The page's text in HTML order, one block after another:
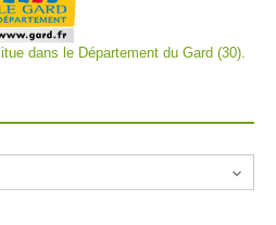
dans le Département du Gard (30).